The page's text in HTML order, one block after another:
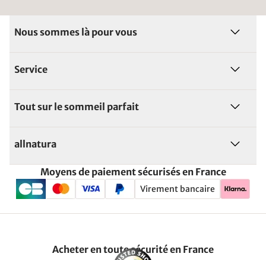
Nous sommes là pour vous
Service
Tout sur le sommeil parfait
allnatura
Moyens de paiement sécurisés en France
Virement bancaire
Acheter en toute sécurité en France